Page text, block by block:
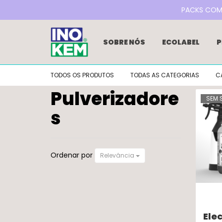
PACKS
SOBRE NÓS ECOLABEL
BLOG
NOTÍCIAS FAQS
GAMA LIM EXCLUSIVA LIDL
TODOS OS PRODUTOS TODAS AS CATEGORIAS
Pulverizadore
s
Ordenar por Relevância
SEM